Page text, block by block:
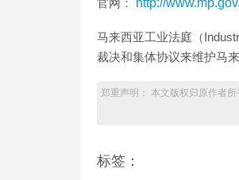
官网： http://
马来西亚工业法庭（
裁决和集体协议来维护马
郑重声明： 本文版权归原作者
标签：